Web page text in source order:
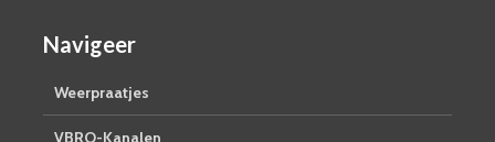
Navigeer
Weerpraatjes
VBRO-Kanalen